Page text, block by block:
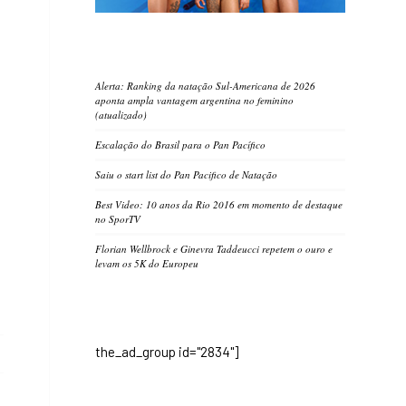
Alerta: Ranking da natação Sul-Americana de 2026
aponta ampla vantagem argentina no feminino
(atualizado)
Escalação do Brasil para o Pan Pacífico
Saiu o start list do Pan Pacifico de Natação
Best Video: 10 anos da Rio 2016 em momento de destaque
no SporTV
Florian Wellbrock e Ginevra Taddeucci repetem o ouro e
levam os 5K do Europeu
the_ad_group id="2834"]